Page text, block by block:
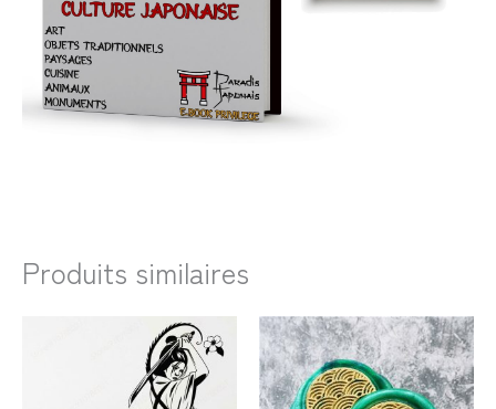
Produits similaires
Plage
de
prix :
33,99€
Plage
de
prix :
26,99€